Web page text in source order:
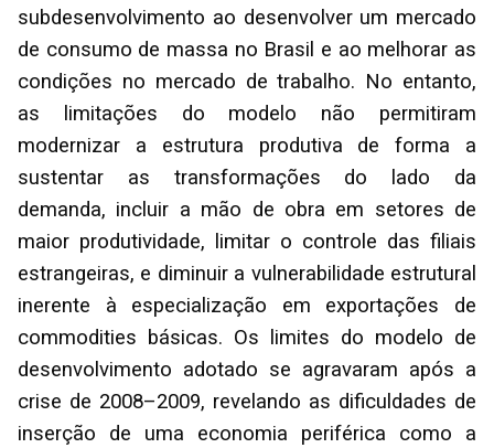
subdesenvolvimento ao desenvolver um mercado
de consumo de massa no Brasil e ao melhorar as
condições no mercado de trabalho. No entanto,
as limitações do modelo não permitiram
modernizar a estrutura produtiva de forma a
sustentar as transformações do lado da
demanda, incluir a mão de obra em setores de
maior produtividade, limitar o controle das filiais
estrangeiras, e diminuir a vulnerabilidade estrutural
inerente à especialização em exportações de
commodities básicas. Os limites do modelo de
desenvolvimento adotado se agravaram após a
crise de 2008–2009, revelando as dificuldades de
inserção de uma economia periférica como a